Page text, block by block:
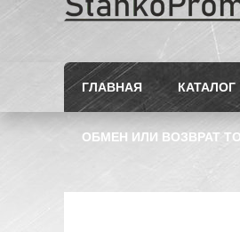
ГЛАВНАЯ КАТАЛОГ
ОБМЕН ИЛИ ВОЗВРАТ